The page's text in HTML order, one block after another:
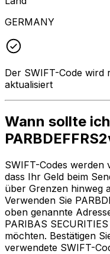
GERMANY
Der SWIFT-Code wird
aktualisiert
Wann sollte ich
SWIFT-Codes werden
dass Ihr Geld beim
über Grenzen hinweg
Verwenden Sie
oben genannte
PARIBAS
möchten. Bestätigen
verwendete SWIFT-